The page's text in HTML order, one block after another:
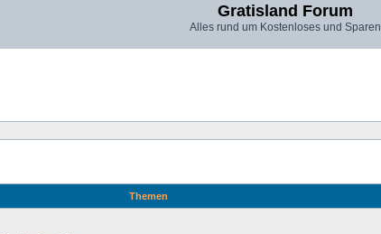
Gratisland Forum
Alles rund um Kostenloses und Sparen
Themen